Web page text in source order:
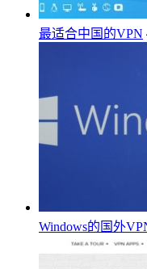
最适合中国的VPN
Windows的国外